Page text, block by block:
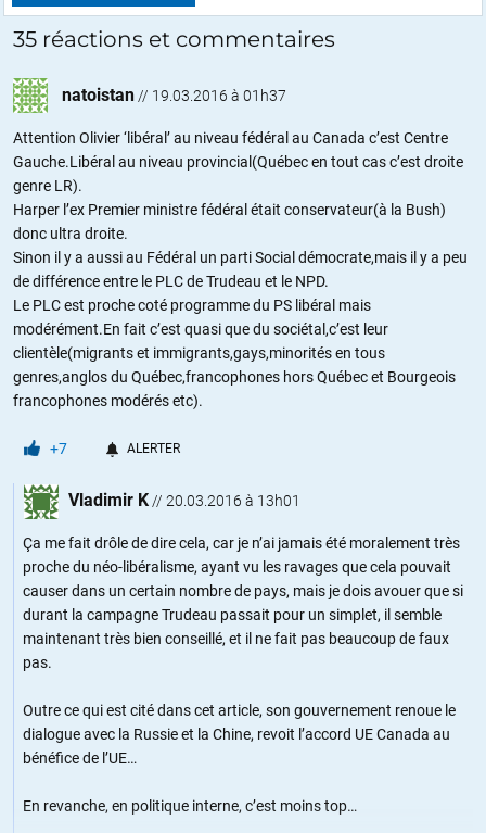
35 réactions et commentaires
natoistan // 19.03.2016 à 01h37
Attention Olivier ‘libéral’ au niveau fédéral au Canada c’est Centre
Gauche.Libéral au niveau provincial(Québec en tout cas c’est droite
genre LR).
Harper l’ex Premier ministre fédéral était conservateur(à la Bush)
donc ultra droite.
Sinon il y a aussi au Fédéral un parti Social démocrate,mais il y a peu
de différence entre le PLC de Trudeau et le NPD.
Le PLC est proche coté programme du PS libéral mais
modérément.En fait c’est quasi que du sociétal,c’est leur
clientèle(migrants et immigrants,gays,minorités en tous
genres,anglos du Québec,francophones hors Québec et Bourgeois
francophones modérés etc).
+7 ALERTER
Vladimir K // 20.03.2016 à 13h01
Ça me fait drôle de dire cela, car je n’ai jamais été moralement très
proche du néo-libéralisme, ayant vu les ravages que cela pouvait
causer dans un certain nombre de pays, mais je dois avouer que si
durant la campagne Trudeau passait pour un simplet, il semble
maintenant très bien conseillé, et il ne fait pas beaucoup de faux
pas.
Outre ce qui est cité dans cet article, son gouvernement renoue le
dialogue avec la Russie et la Chine, revoit l’accord UE Canada au
bénéfice de l’UE…
En revanche, en politique interne, c’est moins top…